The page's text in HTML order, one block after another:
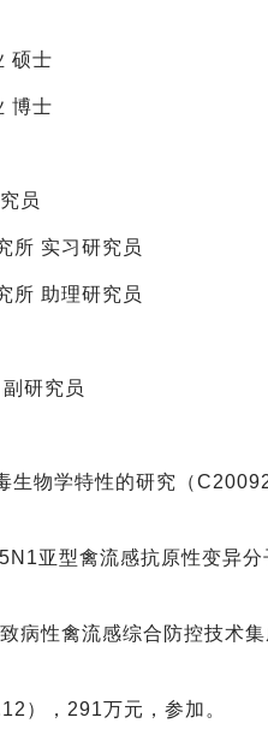
硕士
博士
员
所 实习研究员
所 助理研究员
研究员
生物学特性的研究（
亚型禽流感抗原性变异
病性禽流感综合防控技术
），291万元，参加。